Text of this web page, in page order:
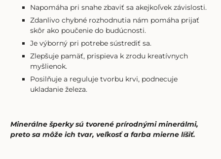
Napomáha pri snahe zbaviť sa akejkoľvek závislosti.
Zdanlivo chybné rozhodnutia nám pomáha prijať
skôr ako poučenie do budúcnosti.
Je výborný pri potrebe sústrediť sa.
Zlepšuje pamäť, prispieva k zrodu kreatívnych
myšlienok.
Posilňuje a reguluje tvorbu krvi, podnecuje
ukladanie železa.
Minerálne šperky sú tvorené prírodnými minerálmi,
preto sa môže ich tvar, veľkosť a farba mierne líšiť.